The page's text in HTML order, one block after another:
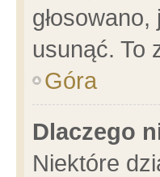
usunąć. To
Góra
Dlaczego
Niektóre